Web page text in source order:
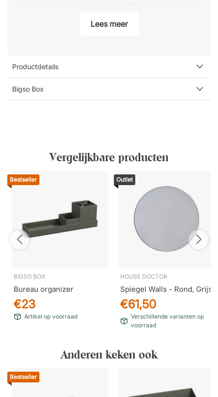
met andere producten in dezelfde stijl. Zo creëer je een
Praktisch in het dagelijks gebruik
of naast een stoel. Tegelijkertijd is hij ruim genoeg voor
Lees meer
Productdetails
Bigso Box
Vergelijkbare producten
Bestseller
BIGSO BOX
Bureau organizer
€23
Artikel op voorraad
Outlet
HOUSE DOCTOR
Spiegel Walls - Rond, Grijs
€61,50
Verschillende varianten op
voorraad
Anderen keken ook
Bestseller